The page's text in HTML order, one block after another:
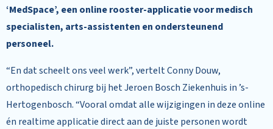
‘MedSpace’, een online rooster-applicatie voor medisch
specialisten, arts-assistenten en ondersteunend
personeel.
“En dat scheelt ons veel werk”, vertelt Conny Douw,
orthopedisch chirurg bij het Jeroen Bosch Ziekenhuis in ’s-
Hertogenbosch. “Vooral omdat alle wijzigingen in deze online
én realtime applicatie direct aan de juiste personen wordt